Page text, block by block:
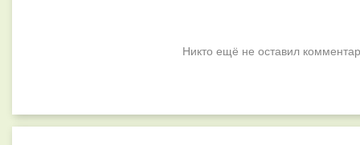
Никто ещё не оставил